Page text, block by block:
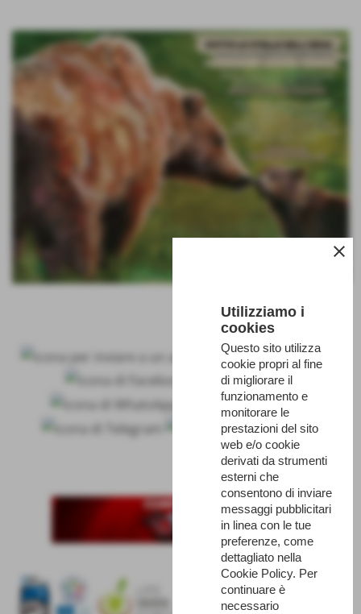
close
Utilizziamo i
cookies
Questo sito utilizza
cookie propri al fine
di migliorare il
funzionamento e
monitorare le
prestazioni del sito
web e/o cookie
derivati da strumenti
esterni che
consentono di inviare
messaggi pubblicitari
in linea con le tue
preferenze, come
dettagliato nella
Cookie Policy. Per
continuare è
necessario